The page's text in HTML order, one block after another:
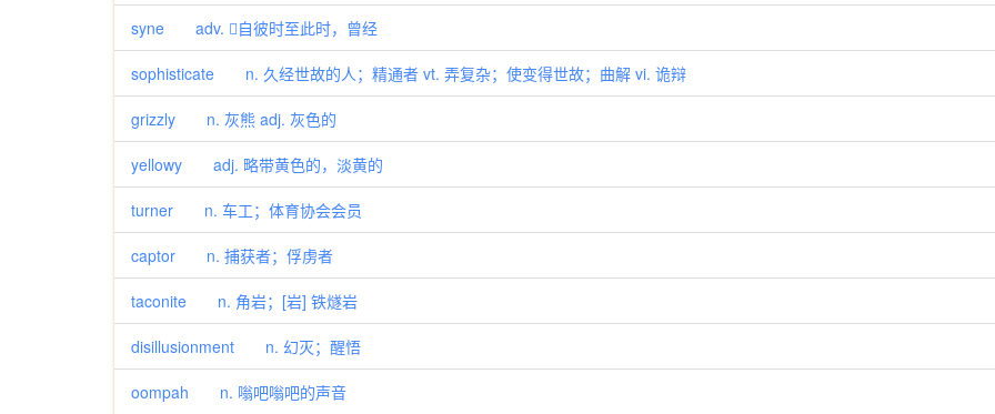
syne adv. 自彼时至此时，曾经
sophisticate n. 久经世故的人；精通者 vt. 弄复杂；使变得世故；曲解 vi. 诡辩
grizzly n. 灰熊 adj. 灰色的
yellowy adj. 略带黄色的，淡黄的
turner n. 车工；体育协会会员
captor n. 捕获者；俘虏者
taconite n. 角岩；[岩] 铁燧岩
disillusionment n. 幻灭；醒悟
oompah n. 嗡吧嗡吧的声音